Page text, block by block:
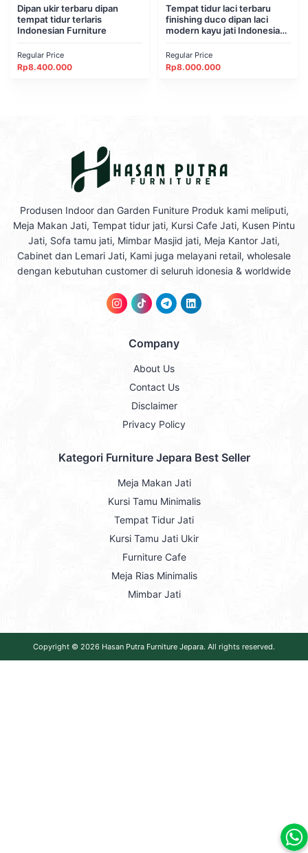
Tempat Tidur
Dipan ukir terbaru dipan
tempat tidur terlaris
Indonesian Furniture
Regular Price
Rp8.400.000
Tempat Tidur
Tempat tidur laci terbaru
finishing duco dipan laci
modern kayu jati Indonesian
Regular Price
Rp8.000.000
Produsen Indoor dan Garden Funiture Produk kami meliputi,
Meja Makan Jati, Tempat tidur jati, Kursi Cafe Jati, Kusen Pintu
Jati, Sofa tamu jati, Mimbar Masjid jati, Meja Kantor Jati,
Cabinet dan Lemari Jati, Kami juga melayani retail, wholesale
dengan kebutuhan customer di seluruh idonesia & worldwide
Company
About Us
Contact Us
Disclaimer
Privacy Policy
Kategori Furniture Jepara Best Seller
Meja Makan Jati
Kursi Tamu Minimalis
Tempat Tidur Jati
Kursi Tamu Jati Ukir
Furniture Cafe
Meja Rias Minimalis
Mimbar Jati
Copyright © 2026 Hasan Putra Furniture Jepara. All rights reserved.